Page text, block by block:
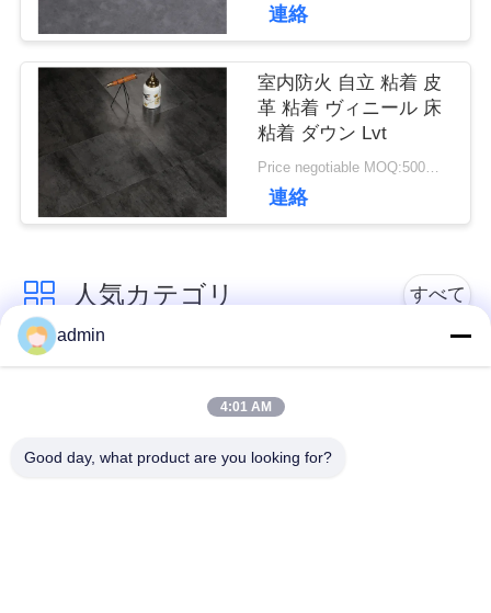
質
絡
く
さ
連絡
室内防火 自立 粘着 皮
革 粘着 ヴィニール 床
粘着 ダウン Lvt
Price negotiable MOQ:500平方メートル
連絡
人気カテゴリ すべて
イルのフロアーリン
admin
4:01 AM
Good day, what product are you looking for?